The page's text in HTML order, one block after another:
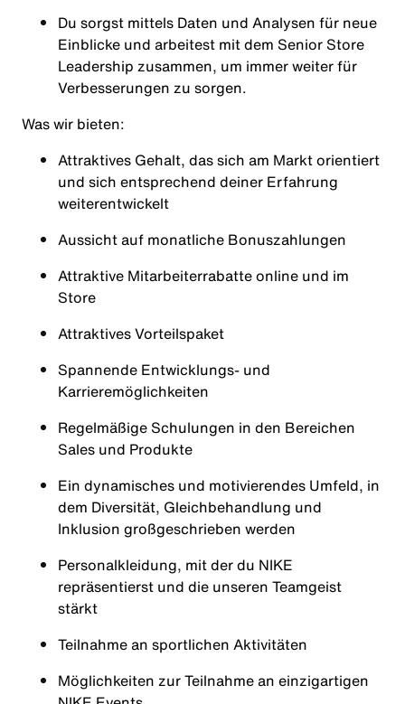
Du sorgst mittels Daten und Analysen für neue
Einblicke und arbeitest mit dem Senior Store
Leadership zusammen, um immer weiter für
Verbesserungen zu sorgen.
Was wir bieten:
Attraktives Gehalt, das sich am Markt orientiert
und sich entsprechend deiner Erfahrung
weiterentwickelt
Aussicht auf monatliche Bonuszahlungen
Attraktive Mitarbeiterrabatte online und im
Store
Attraktives Vorteilspaket
Spannende Entwicklungs- und
Karrieremöglichkeiten
Regelmäßige Schulungen in den Bereichen
Sales und Produkte
Ein dynamisches und motivierendes Umfeld, in
dem Diversität, Gleichbehandlung und
Inklusion großgeschrieben werden
Personalkleidung, mit der du NIKE
repräsentierst und die unseren Teamgeist
stärkt
Teilnahme an sportlichen Aktivitäten
Möglichkeiten zur Teilnahme an einzigartigen